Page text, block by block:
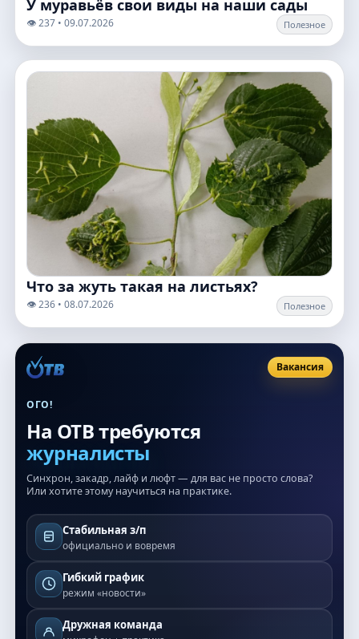
У муравьёв свои виды на наши сады
👁️ 237 • 09.07.2026 Полезное
Что за жуть такая на листьях?
👁️ 236 • 08.07.2026 Полезное
Вакансия
ОГО!
На ОТВ требуются
журналисты
Синхрон, закадр, лайф и люфт — для вас не просто слова?
Или хотите этому научиться на практике.
Стабильная з/п
официально и вовремя
Гибкий график
режим «новости»
Дружная команда